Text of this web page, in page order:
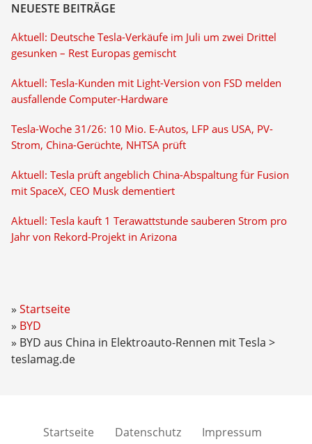
NEUESTE BEITRÄGE
Aktuell: Deutsche Tesla-Verkäufe im Juli um zwei Drittel
gesunken – Rest Europas gemischt
Aktuell: Tesla-Kunden mit Light-Version von FSD melden
ausfallende Computer-Hardware
Tesla-Woche 31/26: 10 Mio. E-Autos, LFP aus USA, PV-
Strom, China-Gerüchte, NHTSA prüft
Aktuell: Tesla prüft angeblich China-Abspaltung für Fusion
mit SpaceX, CEO Musk dementiert
Aktuell: Tesla kauft 1 Terawattstunde sauberen Strom pro
Jahr von Rekord-Projekt in Arizona
Startseite
BYD
BYD aus China in Elektroauto-Rennen mit Tesla >
teslamag.de
Startseite Datenschutz Impressum